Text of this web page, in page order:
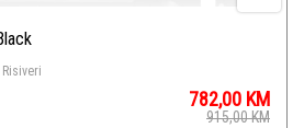
782,00 KM
915,00KM